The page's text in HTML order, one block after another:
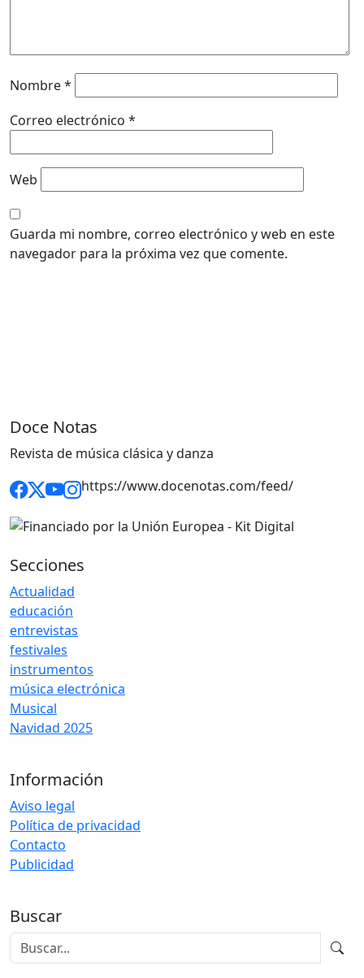
Nombre*
Correo electrónico *
Web
Guarda mi nombre, correo electrónico y web en este
navegador para la próxima vez que comente.
Doce Notas
Revista de música clásica y danza
https://www.docenotas.com/feed/
Secciones
Actualidad
educación
entrevistas
festivales
instrumentos
música electrónica
Musical
Navidad 2025
Información
Aviso legal
Política de privacidad
Contacto
Publicidad
Buscar